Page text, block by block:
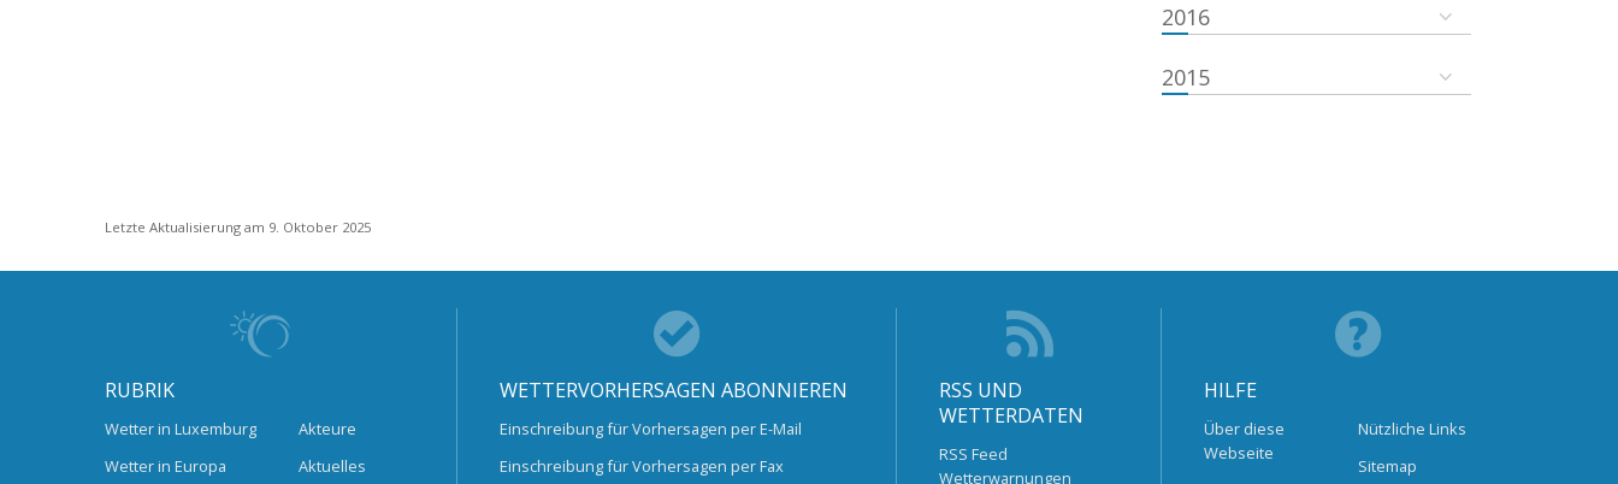
2016
2015
Letzte Aktualisierung am 9. Oktober 2025
RUBRIK
Wetter in Luxemburg
Wetter in Europa
Akteure
Aktuelles
WETTERVORHERSAGEN ABONNIEREN
Einschreibung für Vorhersagen per E-Mail
Einschreibung für Vorhersagen per Fax
RSS UND
WETTERDATEN
RSS Feed
Wetterwarnungen
HILFE
Über diese
Webseite
Nützliche Links
Sitemap